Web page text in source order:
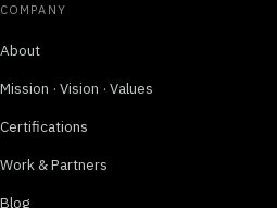
COMPANY
About
Mission · Vision · Values
Certifications
Work & Partners
Blog